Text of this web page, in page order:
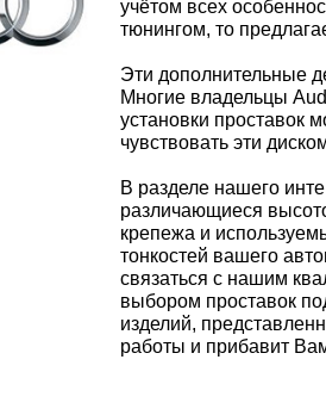
учётом всех
тюнингом, то
Эти дополнительные
Многие владельцы
установки проставок
чувствовать эти
В разделе нашего
различающиеся
крепежа и
тонкостей вашего
связаться с нашим
выбором проставок
изделий,
работы и прибавит